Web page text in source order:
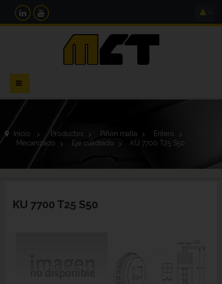
Navegación
Toggle
Inicio > Productos > Piñón malla >
Entero
Mecanizado > Eje cuadrado > KU 7700 T25 S50
KU 7700 T25 S50